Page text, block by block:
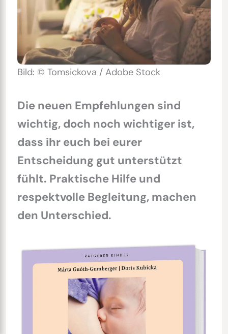
Bild: © Tomsickova / Adobe Stock
Die neuen Empfehlungen sind
wichtig, doch noch wichtiger ist,
dass ihr euch bei eurer
Entscheidung gut unterstützt
fühlt. Praktische Hilfe und
respektvolle Begleitung, machen
den Unterschied.